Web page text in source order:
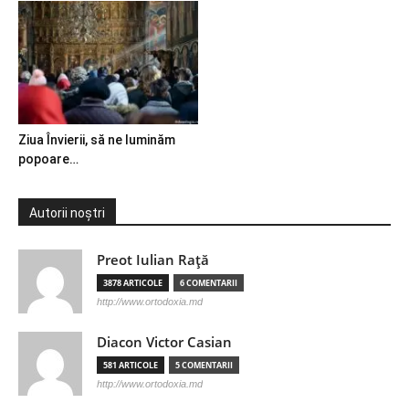
Ziua Învierii, să ne luminăm
popoare…
Autorii noștri
Preot Iulian Raţă
3878 ARTICOLE 6 COMENTARII
http://www.ortodoxia.md
Diacon Victor Casian
581 ARTICOLE 5 COMENTARII
http://www.ortodoxia.md